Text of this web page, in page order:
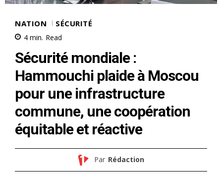
NATION SÉCURITÉ
4 min. Read
Sécurité mondiale :
Hammouchi plaide à Moscou
pour une infrastructure
commune, une coopération
équitable et réactive
Par Rédaction